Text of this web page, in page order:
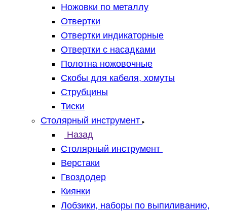
Ножовки по металлу
Отвертки
Отвертки индикаторные
Отвертки с насадками
Полотна ножовочные
Скобы для кабеля, хомуты
Струбцины
Тиски
Столярный инструмент
Назад
Столярный инструмент
Верстаки
Гвоздодер
Киянки
Лобзики, наборы по выпиливанию,